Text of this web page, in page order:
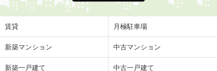
賃貸 月極駐車場
新築マンション 中古マンション
新築一戸建て 中古一戸建て